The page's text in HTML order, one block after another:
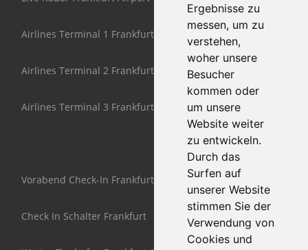
Ergebnisse zu
messen, um zu
verstehen,
woher unsere
Besucher
kommen oder
um unsere
Website weiter
zu entwickeln.
Durch das
Surfen auf
unserer Website
stimmen Sie der
Verwendung von
Cookies und
Airlines Terminal 1 Frankfurt
Airlines Terminal 2 Frankfurt
Airlines Terminal 3 Frankfurt
Vorabend Check-In Frankfurt
Check In Schalter Frankfurt